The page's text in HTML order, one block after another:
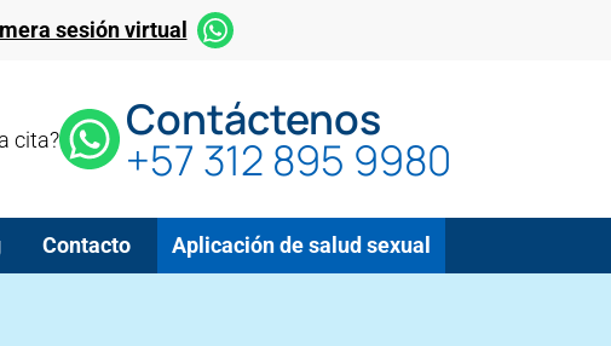
sesión virtual
cita? Contáctenos
+57 312 895 9980
Contacto Aplicación de salud sexual